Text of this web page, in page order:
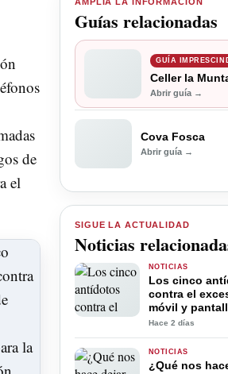
de
el
Guías relacionadas
GUÍA
Celler la
Abrir guía →
Cova Fosca
Abrir guía →
SIGUE LA ACTUALIDAD
Noticias
NOTICIAS
Los cinco
contra el
móvil y
la
Hace 2 días
NOTICIAS
¿Qué nos